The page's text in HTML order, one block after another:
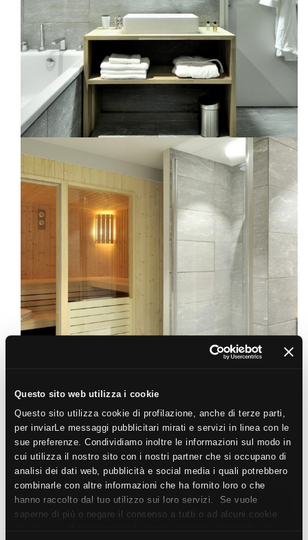
Questo sito web utilizza i cookie
Questo sito utilizza cookie di profilazione, anche di terze parti,
per inviarLe messaggi pubblicitari mirati e servizi in linea con le
sue preferenze. Condividiamo inoltre le informazioni sul modo in
cui utilizza il nostro sito con i nostri partner che si occupano di
analisi dei dati web, pubblicità e social media i quali potrebbero
combinarle con altre informazioni che ha fornito loro o che
hanno raccolto dal tuo utilizzo sui loro servizi. Se vuole
saperne di più o negare il consenso a tutti o ad alcuni cookie